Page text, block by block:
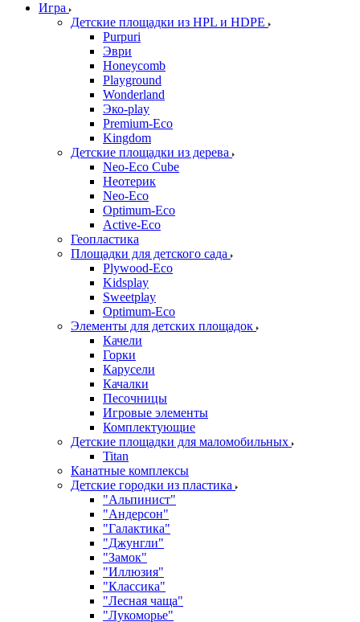
Игра
Детские площадки из HPL и HDPE
Purpuri
Эври
Honeycomb
Playground
Wonderland
Эко-play
Premium-Eco
Kingdom
Детские площадки из дерева
Neo-Eco Cube
Неотерик
Neo-Eco
Оptimum-Еco
Active-Eco
Геопластика
Площадки для детского сада
Plywood-Eco
Kidsplay
Sweetplay
Оptimum-Еco
Элементы для детских площадок
Качели
Горки
Карусели
Качалки
Песочницы
Игровые элементы
Комплектующие
Детские площадки для маломобильных
Titan
Канатные комплексы
Детские городки из пластика
"Альпинист"
"Андерсон"
"Галактика"
"Джунгли"
"Замок"
"Иллюзия"
"Классика"
"Лесная чаща"
"Лукоморье"